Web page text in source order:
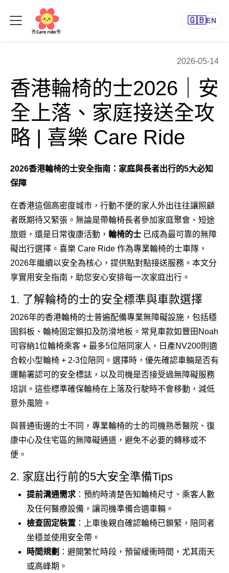
🇬🇧EN
2026-05-14
香港輪椅的士2026｜安
全上落、家庭接送全攻
略 | 喜樂 Care Ride
2026香港輪椅的士安全指南：家庭與長者出行的5大必知
保障
在香港這個高密度城市，行動不便的家人外出往往讓照顧
者既期待又緊張。無論是帶輪椅長者參加家庭聚會、短途
旅遊，還是日常復康活動， 輪椅的士 已成為最可靠的無障
礙出行選擇。喜樂 Care Ride 作為專業輪椅的士車隊，
2026年繼續以安全為核心，提供點對點接送服務。本文分
享實用安全指南，助您安心安排每一次家庭出行。
1. 了解輪椅的士的安全標準與車款選擇
2026年的香港輪椅的士普遍配備專業無障礙設施，包括穩
固斜板、輪椅固定鎖扣及防滑地板。常見車款如豐田Noah
可容納1位輪椅乘客 + 最多5位陪同家人，日產NV200則適
合較小型輪椅 + 2-3位陪同。選擇時，優先確認車輛是否有
運輸署認可的安全標誌，以及司機是否接受過無障礙服務
培訓。這些標準確保輪椅在上落及行駛時不會移動，減低
意外風險。
與普通街邊的士不同，專業輪椅的士的司機熟悉醫院、復
康中心及住宅區的無障礙通道，避免不必要的轉移或不
便。
2. 家庭出行前的5大安全準備Tips
提前溝通需求 ：預約時清楚告知輪椅尺寸、乘客人數
及任何醫療設備，讓司機準備合適車輛。
檢查固定裝置 ：上車後親自確認輪椅已鎖緊，陪同者
坐穩並使用安全帶。
時間規劃 ：避開繁忙時段，預留緩衝時間，尤其雨天
或高峰期。